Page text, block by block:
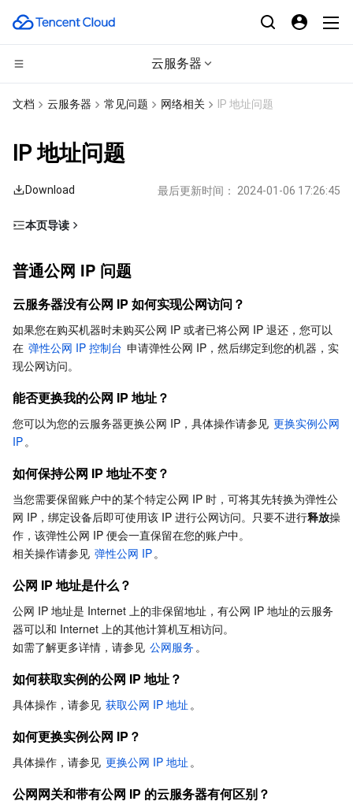
云服务器
CDN与边缘平台
内容分发网络 CDN
多网聚合加速（腾讯云聚通）
专用宿主机
弹性伸缩
自动化助手
服务网格
容器镜像服务
云原生分布式云中心
本地专用集群
边缘可用区
专属可用区
微服务
弹性微服务
API 网关
Serverless
云函数
基础存储服务
云硬盘
数据加速器 GooseFS
存储数据服务
数据万象
云数据库 MySQL
云数据库 PostgreSQL
云数据库 SQL Server
关系型数据库TDSQL
TDSQL MySQL 版
TDSQL Boundless
腾讯云分布式缓存数据库（兼容 Redis）
云数据库 MongoDB
游戏数据库 TcaplusDB
云数据库 Tendis
时序数据库 CTSDB
数据库 SaaS 服务
数据传输服务
数据库专家服务
数据库智能管家 DBbrain
数据库管理中心
网络
私有网络
负载均衡
网关负载均衡
数据安全
数据安全治理中心
密钥管理系统
业务安全
验证码
安全服务
文档 云服务器 常见问题 网络相关 IP 地址问题
IP 地址问题
Download 最后更新时间： 2024-01-06 17:26:45
本页导读
云服务器没有公网 IP 如何实现公网访问？
能否更换我的公网 IP 地址？
如何保持公网 IP 地址不变？
公网 IP 地址是什么？
如何更换实例公网 IP？
何获取公网 IP 地址？
内网 IP 问题
内网 IP 地址是什么？
如何获取实例的内网 IP 地址？
除了更换公网 IP 地址，我可以更换内网 IP 地址吗？
普通公网 IP 问题
云服务器没有公网 IP 如何实现公网访问？
如果您在购买机器时未购买公网 IP 或者已将公网 IP 退还，您可以
在 弹性公网 IP 控制台 申请弹性公网 IP，然后绑定到您的机器，实
现公网访问。
能否更换我的公网 IP 地址？
您可以为您的云服务器更换公网 IP，具体操作请参见 更换实例公网
IP。
如何保持公网 IP 地址不变？
当您需要保留账户中的某个特定公网 IP 时，可将其先转换为弹性公
网 IP，绑定设备后即可使用该 IP 进行公网访问。只要不进行释放操
作，该弹性公网 IP 便会一直保留在您的账户中。
相关操作请参见 弹性公网 IP。
公网 IP 地址是什么？
公网 IP 地址是 Internet 上的非保留地址，有公网 IP 地址的云服务
器可以和 Internet 上的其他计算机互相访问。
如需了解更多详情，请参见 公网服务 。
如何获取实例的公网 IP 地址？
具体操作，请参见 获取公网 IP 地址 。
如何更换实例公网 IP？
具体操作，请参见 更换公网 IP 地址 。
公网网关和带有公网 IP 的云服务器有何区别？